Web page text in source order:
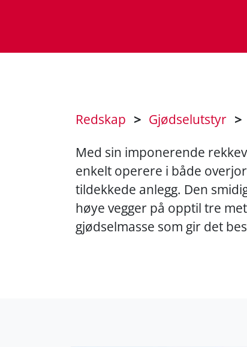
Redskap > Gjødselutstyr >
Med sin imponerende
enkelt operere i både
tildekkede anlegg. Den
høye vegger på opptil tre
gjødselmasse som gir det